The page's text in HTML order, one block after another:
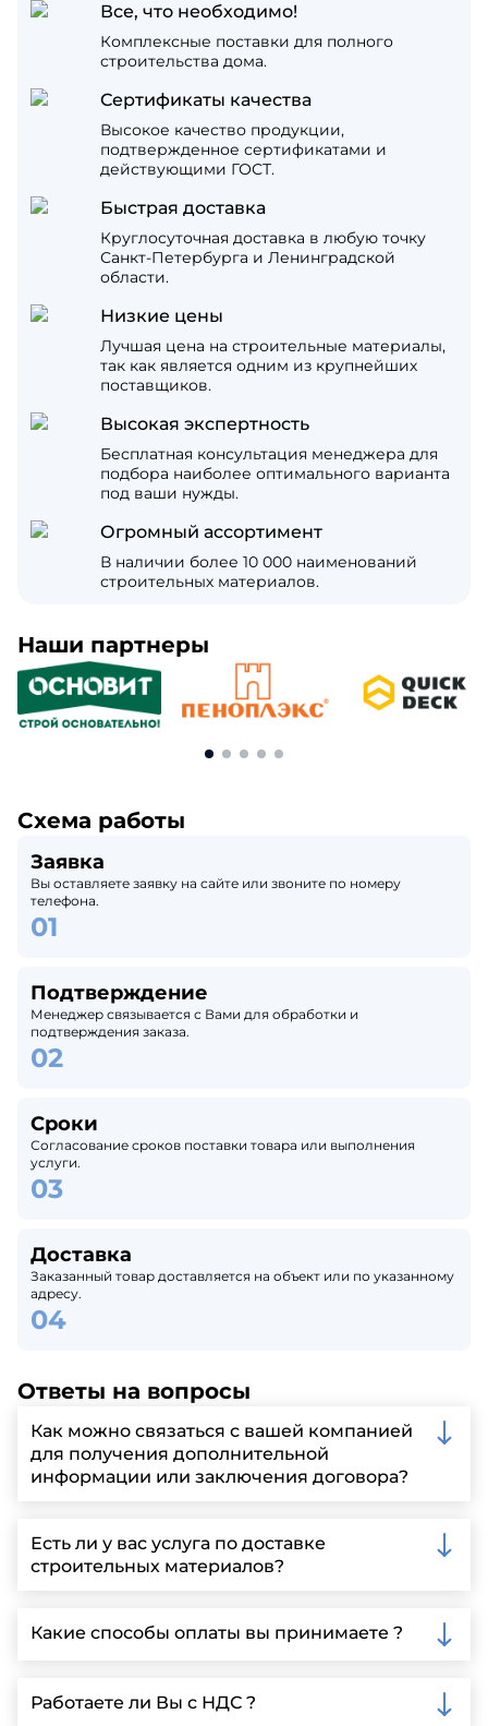
Все, что необходимо!
Комплексные поставки для полного
строительства дома.
Сертификаты качества
Высокое качество продукции,
подтвержденное сертификатами и
действующими ГОСТ.
Быстрая доставка
Круглосуточная доставка в любую точку
Санкт-Петербурга и Ленинградской
области.
Низкие цены
Лучшая цена на строительные материалы,
так как является одним из крупнейших
поставщиков.
Высокая экспертность
Бесплатная консультация менеджера для
подбора наиболее оптимального варианта
под ваши нужды.
Огромный ассортимент
В наличии более 10 000 наименований
строительных материалов.
Наши партнеры
Схема работы
Заявка
Вы оставляете заявку на сайте или звоните по номеру
телефона.
Подтверждение
Менеджер связывается с Вами для обработки и
подтверждения заказа.
Сроки
Согласование сроков поставки товара или выполнения
услуги.
Доставка
Заказанный товар доставляется на объект или по указанному
адресу.
Ответы на вопросы
Как можно связаться с вашей компанией
для получения дополнительной
информации или заключения договора?
запрос через нашу официальную почту или
заполнить форму на нашем сайте для более
детальной информации и организации встречи.
Есть ли у вас услуга по доставке
строительных материалов?
Ленинградской области, у нас собственный
автопарк, для обеспечения быстрой и надежной
Какие способы оплаты вы принимаете ?
включая наличные, банковские переводы,
кредитные карты. Подробную информацию о
Работаете ли Вы с НДС ?